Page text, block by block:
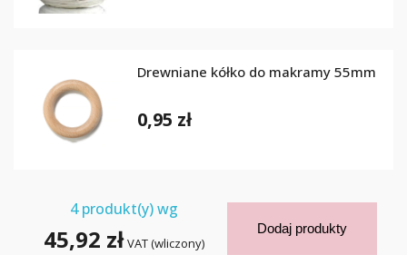
Drewniane kółko do makramy 55mm
0,95 zł
4produkt(y) wg
45,92 zł VAT (wliczony)
Dodaj produkty